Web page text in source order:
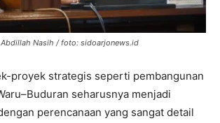
Abdillah Nasih / foto: sidoarjonews.id
proyek strategis seperti pembangunan
seharusnya menjadi
perencanaan yang sangat detail